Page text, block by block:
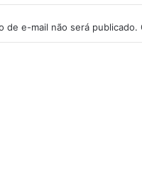
de e-mail não será publicado.